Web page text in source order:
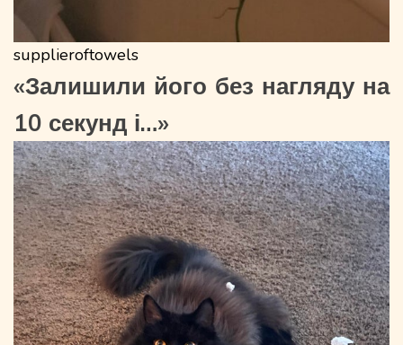
supplieroftowels
«Залишили його без нагляду на
10 секунд і…»